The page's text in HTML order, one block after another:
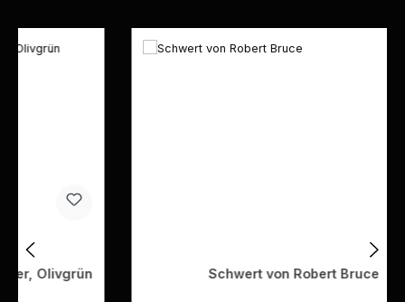
Schwert von Robert Bruce